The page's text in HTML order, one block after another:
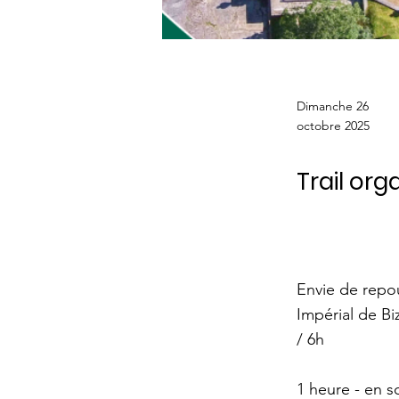
Dimanche 26
octobre 2025
Trail
Envie de
Impérial de
/ 6h
1 heure - en